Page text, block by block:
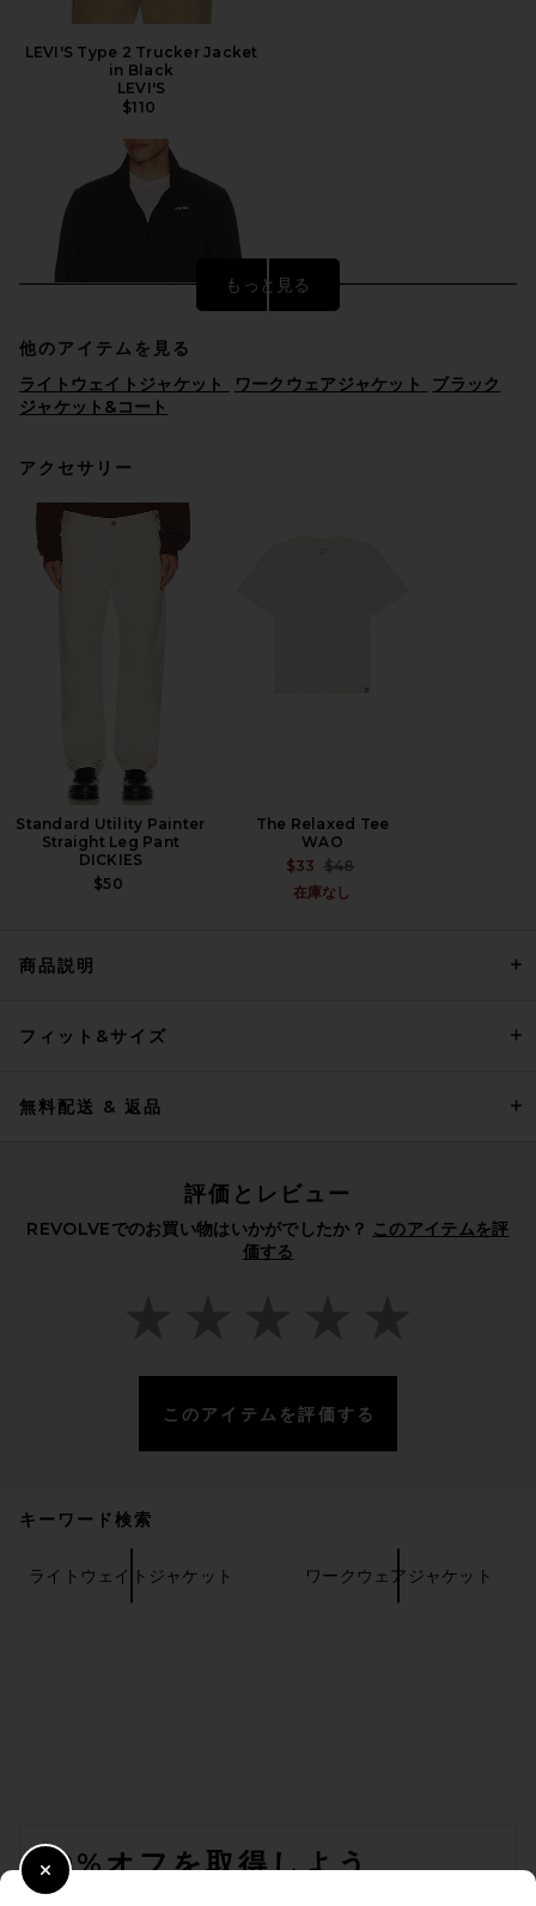
LEVI'S Type 2 Trucker Jacket
in Black
LEVI'S
$110
Vuori Terrain Jacket in Black
VUORI
前の価格:
$138
ENTIRE STUDIOS
Overdyed Black
FEAR OF GOD ESSENTIALS
$250
もっと見る
他のアイテムを見る
ライトウェイトジャケット
ワークウェアジャケット
ブラック
ジャケット&コート
アクセサリー
Standard Utility Painter
Straight Leg Pant
DICKIES
$50
The Relaxed Tee
WAO
$33 PREVIOUS PRICE:
$48
在庫なし
商品説明
フィット&サイズ
無料配送 & 返品
評価とレビュー
REVOLVEでのお買い物はいかがでしたか？ このアイテムを評
価する
このアイテムを評価する
キーワード検索
ライトウェイトジャケット ワークウェアジャケット
10%オフを取得しよう
Close Modal